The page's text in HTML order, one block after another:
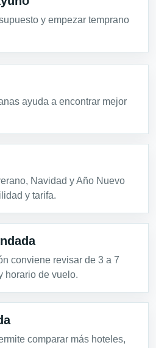
y empezar temprano
ayuda a encontrar mejor
Navidad y Año Nuevo
y tarifa.
conviene revisar de 3 a 7
horario de vuelo.
comparar más hoteles,